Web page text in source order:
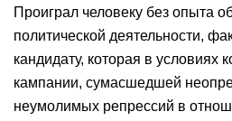
Проиграл человеку без опыта
политической деятельности,
кандидату, которая в условиях
кампании, сумасшедшей
неумолимых репрессий в